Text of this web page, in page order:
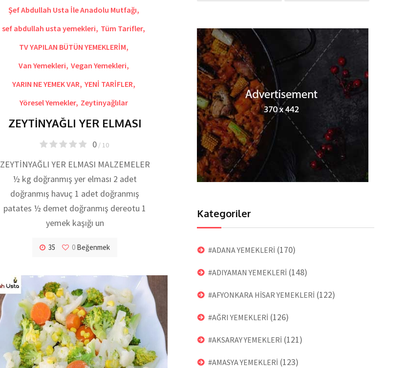
Şef Abdullah Usta İle Anadolu Mutfağı,
sef abdullah usta yemekleri, Tüm Tarifler,
TV YAPILAN BÜTÜN YEMEKLERİM,
Van Yemekleri, Vegan Yemekleri,
YARIN NE YEMEK VAR, YENİ TARİFLER,
Yöresel Yemekler, Zeytinyağlılar
ZEYTİNYAĞLI YER ELMASI
0/ 10
ZEYTİNYAĞLI YER ELMASI MALZEMELER
½ kg doğranmış yer elması 2 adet
doğranmış havuç 1 adet doğranmış
patates ½ demet doğranmış dereotu 1
yemek kaşığı un
35 0 Beğenmek
Kategoriler
#ADANA YEMEKLERİ (170)
#ADIYAMAN YEMEKLERİ (148)
#AFYONKARA HİSAR YEMEKLERİ (122)
#AĞRI YEMEKLERİ (126)
#AKSARAY YEMEKLERİ (121)
#AMASYA YEMEKLERİ (123)